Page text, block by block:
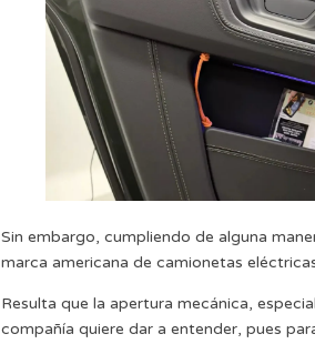
Sin embargo, cumpliendo de alguna
marca americana de camionetas
Resulta que la apertura mecánica,
compañía quiere dar a entender, pues